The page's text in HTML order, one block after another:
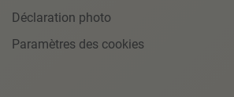
Déclaration photo
Paramètres des cookies